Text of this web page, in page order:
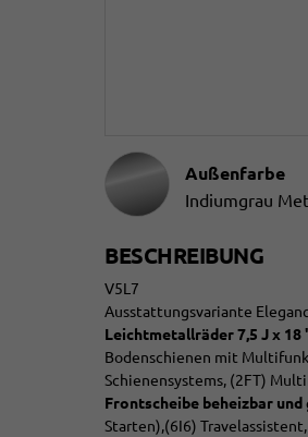
Außenfarbe
Indiumgrau
BESCHREIBUNG
V5L7
Ausstattungsvariante
Leichtmetallräder 7,5 J x
Bodenschienen mit
Schienensystems, (2FT)
Frontscheibe beheizbar und
Starten),(6I6)